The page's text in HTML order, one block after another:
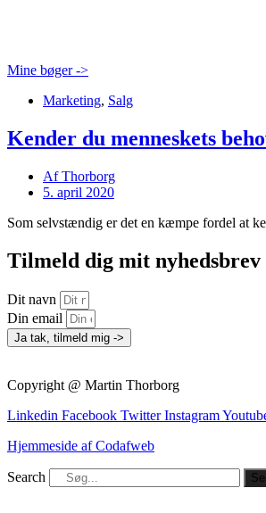
Mine bøger ->
Marketing, Salg
Kender du menneskets
AfThorborg
5. april 2020
Som selvstændig er det en kæmpe fordel at
Tilmeld dig mit nyhedsbrev
Dit navn
Din email
Ja tak, tilmeld mig ->
Copyright @ Martin Thorborg
Linkedin Facebook Twitter Instagram
Hjemmeside af Codafweb
Search